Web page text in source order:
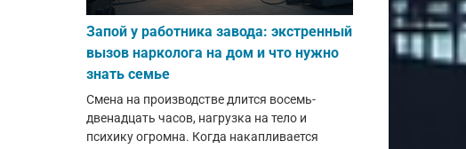
Запой у работника завода: экстренный
вызов нарколога на дом и что нужно
знать семье
Смена на производстве длится восемь-
двенадцать часов, нагрузка на тело и
психику огромна. Когда накапливается